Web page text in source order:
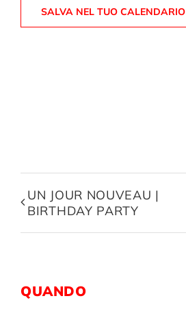
SALVA NEL TUO CALENDARIO
UN JOUR NOUVEAU |
BIRTHDAY PARTY
QUANDO